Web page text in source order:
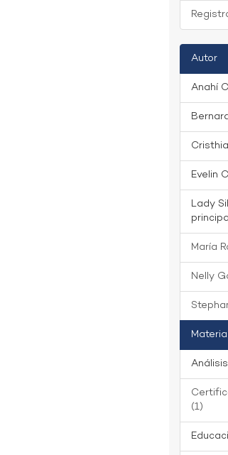
Autor
Anahí
Evelin
Lady
María
Nelly
Materia
(1)